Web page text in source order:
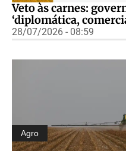
Veto às carnes:
‘diplomática,
28/07/2026 - 08:59
Agro